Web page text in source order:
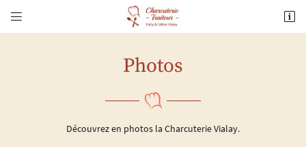
 
Photos
Découvrez en photos la Charcuterie Vialay.